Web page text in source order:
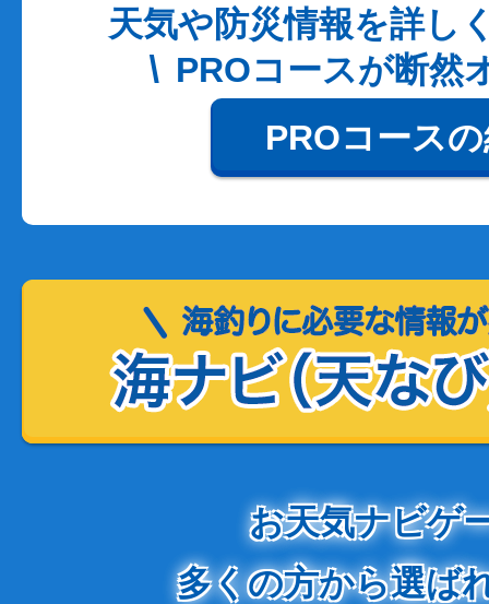
天気や防災情報を詳し
PROコースが断然
PROコース
お天気ナビゲ
多くの方から選ば